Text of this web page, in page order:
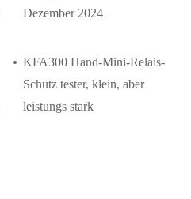
Dezember 2024
KFA300 Hand-Mini-Relais-
Schutz tester, klein, aber
leistungs stark